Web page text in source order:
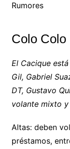
Rumores
Colo Colo
El Cacique
Gil, Gabriel
DT, Gustavo
volante mixto
Altas: deben
préstamos,